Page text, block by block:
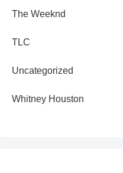
The Weeknd
TLC
Uncategorized
Whitney Houston